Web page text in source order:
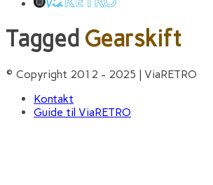
Tagged Gearskift
© Copyright 2012 - 2025 | ViaRETRO
Kontakt
Guide til ViaRETRO